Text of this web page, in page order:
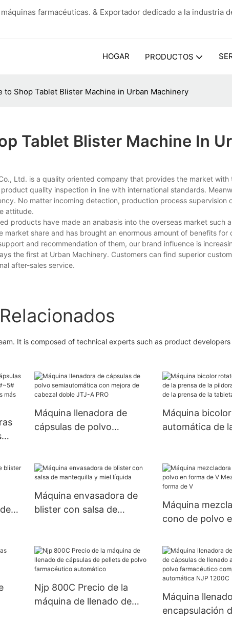
farmacéuticas. & Exportador dedicado a la industria
HOGAR PRODUCTOS
to Shop Tablet Blister Machine in Urban Machinery
Tablet Blister Machine In
Ltd. is a quality oriented company that provides the market
quality inspection in line with international standards.
No matter incoming detection, production process supervision
attitude.
products have made an anabasis into the overseas market such
market share and has brought an enormous amount of benefits
and recommendation of them, our brand influence is
the first at Urban Machinery. Customers can find superior
after-sales service.
It is composed of technical experts such as product
de
Máquina llenadora de
cápsulas de polvo
JTJ-A PRO
Máquina
automática de
Máquina envasadora de
blister con salsa de
Máquina
cono de polvo
de V
Njp 800C Precio de la
máquina de llenado de
Máquina
encapsulación